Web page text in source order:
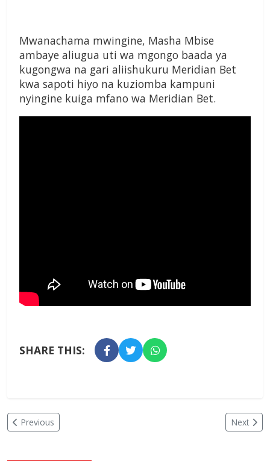
Mwanachama mwingine, Masha Mbise
ambaye aliugua uti wa mgongo baada ya
kugongwa na gari aliishukuru Meridian Bet
kwa sapoti hiyo na kuziomba kampuni
nyingine kuiga mfano wa Meridian Bet.
SHARE THIS:
Previous Next